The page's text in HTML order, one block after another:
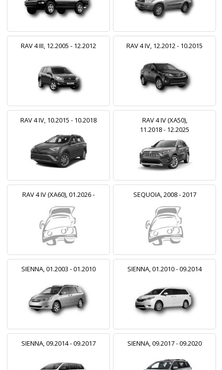
RAV 4 III, 12.2005 - 12.2012 RAV 4 IV, 12.2012 - 10.2015
RAV 4 IV, 10.2015 - 10.2018
RAV 4 IV (XA50),
11.2018 - 12.2025
RAV 4 IV (XA60), 01.2026 - SEQUOIA, 2008 - 2017
SIENNA, 01.2003 - 01.2010 SIENNA, 01.2010 - 09.2014
SIENNA, 09.2014 - 09.2017 SIENNA, 09.2017 - 09.2020